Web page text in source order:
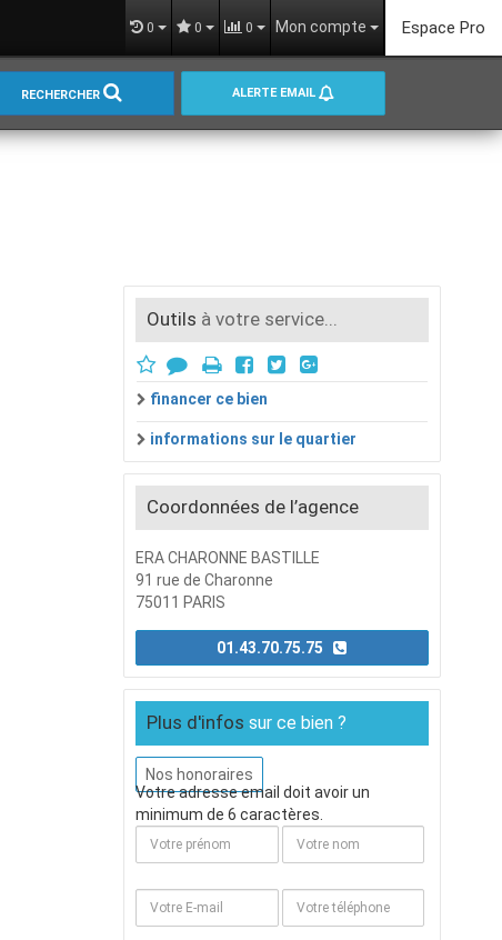
0 0 0 Mon compte Espace Pro
RECHERCHER ALERTE EMAIL
Outils à votre service...
financer ce bien
informations sur le quartier
Coordonnées de l’agence
ERA CHARONNE BASTILLE
91 rue de Charonne
75011 PARIS
01.43.70.75.75
Plus d'infos sur ce bien ?
Nos honoraires
Votre adresse email doit avoir un
minimum de 6 caractères.